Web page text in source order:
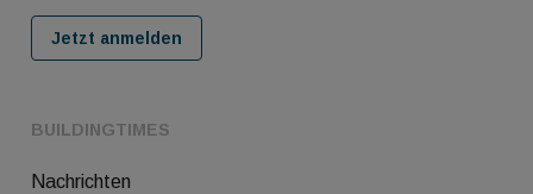
BUILDINGTIMES
Nachrichten
Jetzt anmelden